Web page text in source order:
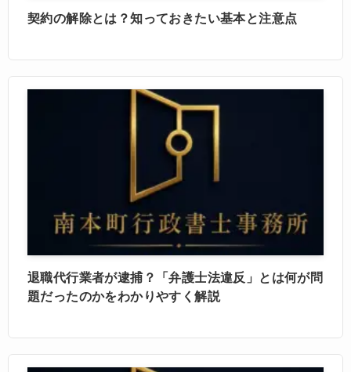
契約の解除とは？知っておきたい基本と注意点
退職代行業者が逮捕？「弁護士法違反」とは何が問
題だったのかをわかりやすく解説